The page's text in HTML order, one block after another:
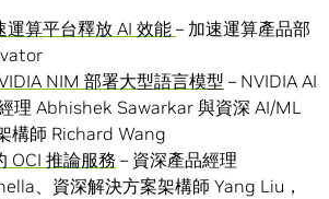
運算平台釋放 AI 效能 – 加速運算產品部
NIM 部署大型語言模型 – NVIDIA AI
理 Abhishek Sawarkar 與資深 AI/ML
構師 Richard Wang
OCI 推論服務 – 資深產品經理
、資深解決方案架構師 Yang Liu，